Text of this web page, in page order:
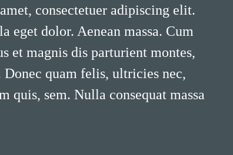
consectetuer adipiscing elit.
eget dolor. Aenean massa. Cum
et magnis dis parturient montes,
quam felis, ultricies nec,
quis, sem. Nulla consequat massa